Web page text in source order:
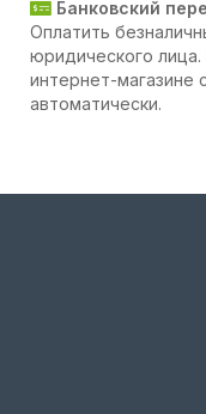
Банковский
Оплатить
юридического
интернет-магазине
автоматически.